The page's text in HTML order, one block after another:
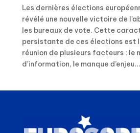
Les dernières élections
révélé une nouvelle victoire de
les bureaux de vote. Cette
persistante de ces élections est
réunion de plusieurs facteurs : le
d’information, le manque d’enjeu...